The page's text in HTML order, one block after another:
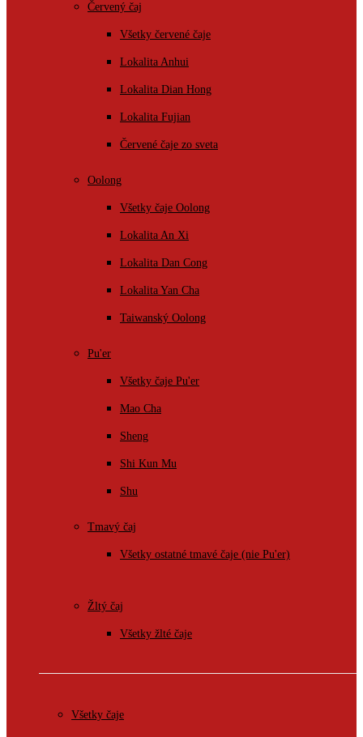
Červený čaj
Všetky červené čaje
Lokalita Anhui
Lokalita Dian Hong
Lokalita Fujian
Červené čaje zo sveta
Oolong
Všetky čaje Oolong
Lokalita An Xi
Lokalita Dan Cong
Lokalita Yan Cha
Taiwanský Oolong
Pu'er
Všetky čaje Pu'er
Mao Cha
Sheng
Shi Kun Mu
Shu
Tmavý čaj
Všetky ostatné tmavé čaje (nie Pu'er)
Žltý čaj
Všetky žlté čaje
Všetky čaje